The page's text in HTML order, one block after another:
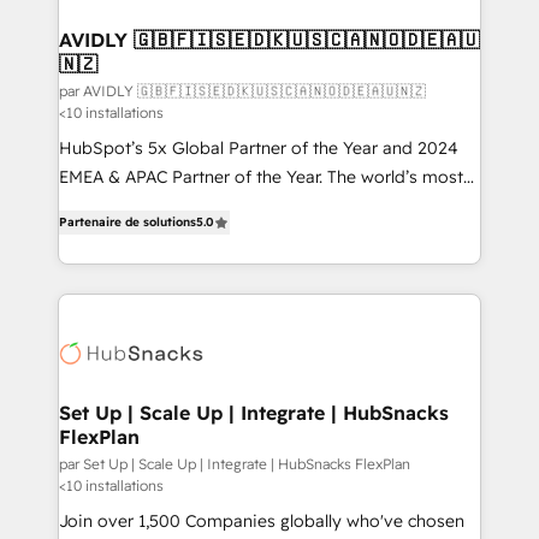
AVIDLY 🇬🇧🇫🇮🇸🇪🇩🇰🇺🇸🇨🇦🇳🇴🇩🇪🇦🇺
🇳🇿
par AVIDLY 🇬🇧🇫🇮🇸🇪🇩🇰🇺🇸🇨🇦🇳🇴🇩🇪🇦🇺🇳🇿
<10 installations
HubSpot’s 5x Global Partner of the Year and 2024
EMEA & APAC Partner of the Year. The world’s most
and 370+ specialists across EMEA, APAC and NAM,
we de-risk complex CRM programmes and
multi-region migrations to AI-powered automation,
scale. 🏆 HubSpot’s CEO called us “the partner of the
future.” Others agree it is proof of trust built through
measurable impact.
Partenaire de solutions5.0
Set Up | Scale Up | Integrate | HubSnacks
FlexPlan
par Set Up | Scale Up | Integrate | HubSnacks FlexPlan
<10 installations
Join over 1,500 Companies globally who've chosen